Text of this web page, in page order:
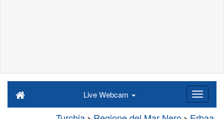
Live Webcam